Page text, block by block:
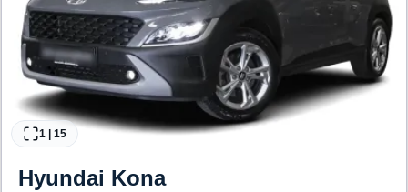
1 15
Hyundai Kona